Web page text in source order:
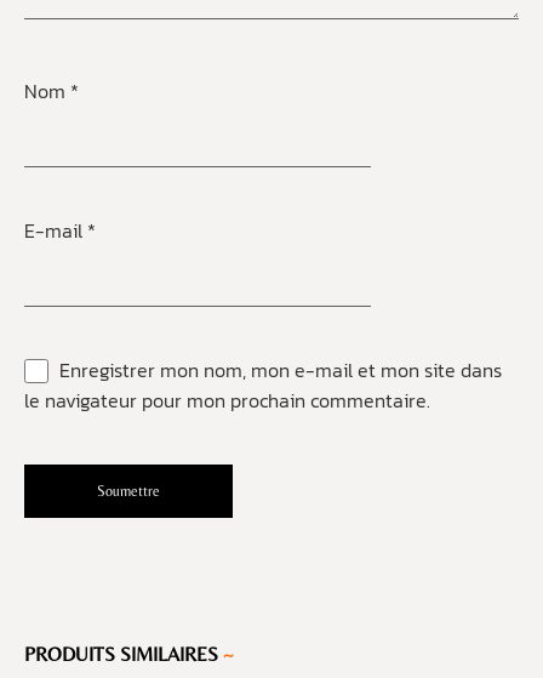
Nom *
E-mail *
Enregistrer mon nom, mon e-mail et mon site dans
le navigateur pour mon prochain commentaire.
PRODUITS SIMILAIRES ~